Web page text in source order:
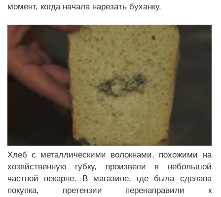
момент, когда начала нарезать буханку.
Хлеб с металлическими волокнами, похожими на
хозяйственную губку, произвели в небольшой
частной пекарне. В магазине, где была сделана
покупка, претензии перенаправили к